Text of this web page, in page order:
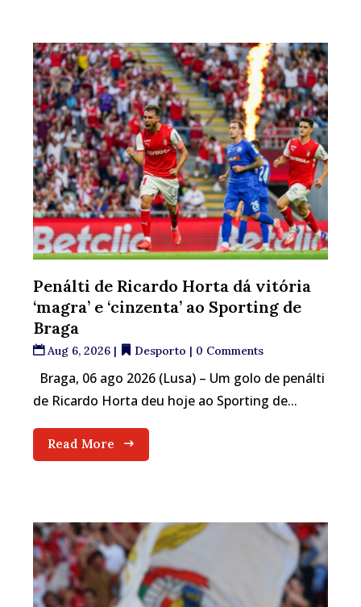
Penálti de Ricardo Horta dá vitória
‘magra’ e ‘cinzenta’ ao Sporting de
Braga
Aug 6, 2026 | Desporto | 0 Comments
Braga, 06 ago 2026 (Lusa) – Um golo de penálti
de Ricardo Horta deu hoje ao Sporting de...
Read More